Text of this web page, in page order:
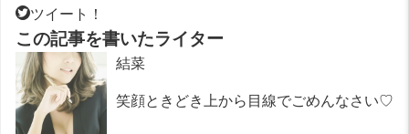
ツイート！
この記事を書いたライター
結菜
笑顔ときどき上から目線でごめんなさい♡